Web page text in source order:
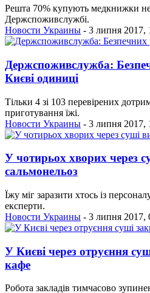
Решта 70% купують медкнижки
Держспоживслужбі.
Новости Украины - 3 липня 2017,
Держспоживслужба:
Києві одиниці
Тільки 4 зі 103 перевірених
приготування їжі.
Новости Украины - 3 липня 2017,
У чотирьох хворих через
сальмонельоз
Їжу міг заразити хтось із
експерти.
Новости Украины - 3 липня 2017,
У Києві через отруєння
кафе
Робота закладів тимчасово